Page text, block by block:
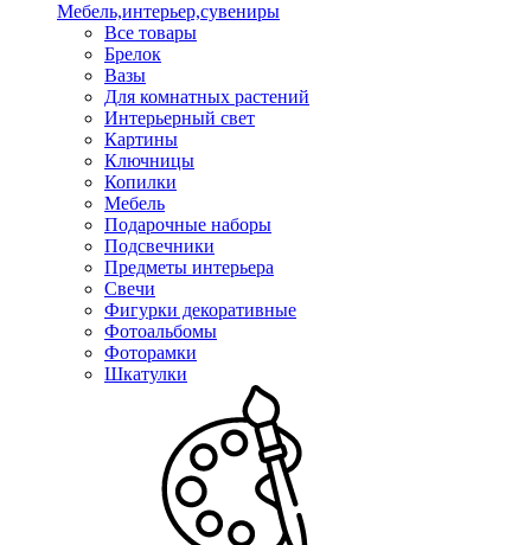
Мебель,интерьер,сувениры
Все товары
Брелок
Вазы
Для комнатных растений
Интерьерный свет
Картины
Ключницы
Копилки
Мебель
Подарочные наборы
Подсвечники
Предметы интерьера
Свечи
Фигурки декоративные
Фотоальбомы
Фоторамки
Шкатулки